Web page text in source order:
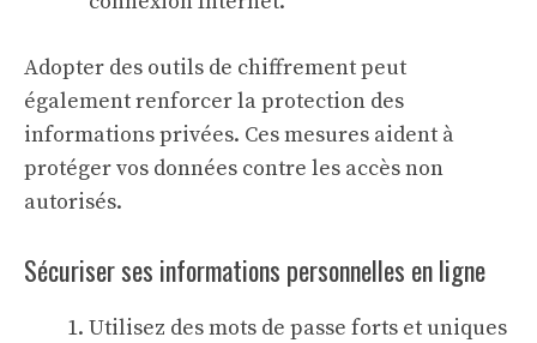
Adopter des outils de chiffrement peut
également renforcer la protection des
informations privées. Ces mesures aident à
protéger vos données contre les accès non
autorisés.
Sécuriser ses informations personnelles en ligne
Utilisez des mots de passe forts et uniques